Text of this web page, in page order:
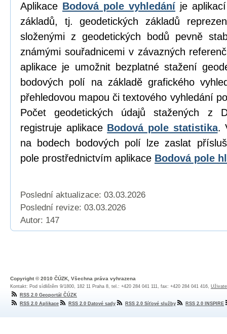
Aplikace Bodová pole vyhledání je
základů, tj. geodetických základů
složenými z geodetických bodů pevně
známými souřadnicemi v závazných
aplikace je umožnit bezplatné stažení
bodových polí na základě grafického
přehledovou mapou či textového vyhledání
Počet geodetických údajů stažených z
registruje aplikace Bodová pole statistika.
na bodech bodových polí lze zaslat
pole prostřednictvím aplikace Bodová pole
Poslední aktualizace: 03.03.2026
Poslední revize: 03.03.2026
Autor: 147
Copyright © 2010 ČÚZK, Všechna práva vyhrazena
Kontakt: Pod sídlištěm 9/1800, 182 11 Praha 8, tel.: +420 284 041 111, fax: +420 284 041 416,
RSS 2.0 Geoportál ČÚZK
RSS 2.0 Aplikace
RSS 2.0 Datové sady RSS 2.0 Síťové služby RSS 2.0 INSPIRE